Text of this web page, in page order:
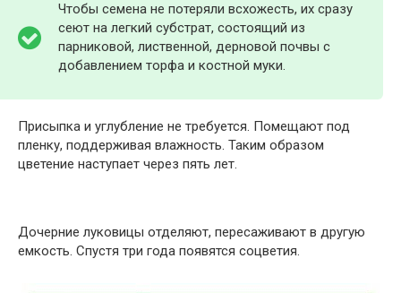
Чтобы семена не потеряли всхожесть, их сразу
сеют на легкий субстрат, состоящий из
парниковой, лиственной, дерновой почвы с
добавлением торфа и костной муки.
Присыпка и углубление не требуется. Помещают под
пленку, поддерживая влажность. Таким образом
цветение наступает через пять лет.
Дочерние луковицы отделяют, пересаживают в другую
емкость. Спустя три года появятся соцветия.